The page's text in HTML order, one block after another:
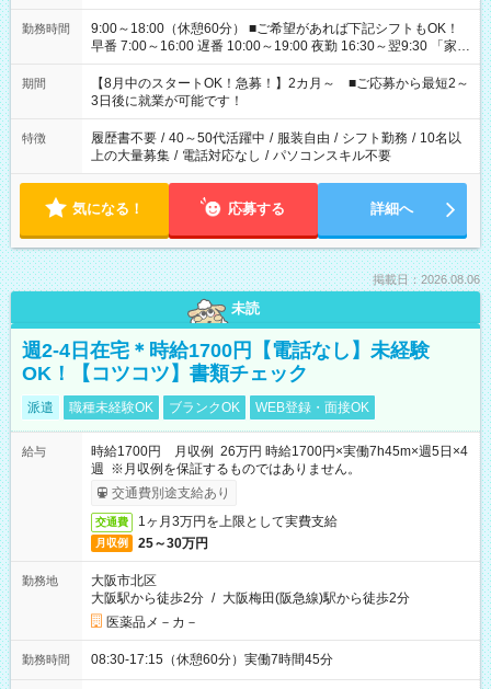
勤務時間
9:00～18:00（休憩60分） ■ご希望があれば下記シフトもOK！
早番 7:00～16:00 遅番 10:00～19:00 夜勤 16:30～翌9:30 「家族
と休みを合わせたい」 「余裕を持って夕飯の準備がしたい」
「できれば残業はしたくない」 など、ご希望を教えてください
ね。 ※Wワーク希望の方へ 今ご覧のお仕事で希望する勤務時間
と、もう1つのお仕事の勤務時間。 合計で週40時間を超える場
合は応募できません。
期間
【8月中のスタートOK！急募！】2カ月～ ■ご応募から最短2～
3日後に就業が可能です！
特徴 履歴書不要 / 40～50代活躍中 / 服装自由 / シフト勤務 / 10名以
上の大量募集 / 電話対応なし / パソコンスキル不要
気になる！ 応募する 詳細へ
掲載日：2026.08.06
未読
週2-4日在宅＊時給1700円【電話なし】未経験
OK！【コツコツ】書類チェック
派遣 職種未経験OK ブランクOK WEB登録・面接OK
給与
時給1700円 月収例 26万円 時給1700円×実働7h45m×週5日×4
週 ※月収例を保証するものではありません。
交通費別途支給あり
交通費 1ヶ月3万円を上限として実費支給
月収例 25～30万円
勤務地
大阪市北区
大阪駅から徒歩2分 / 大阪梅田(阪急線)駅から徒歩2分
医薬品メ－カ－
勤務時間 08:30-17:15（休憩60分）実働7時間45分